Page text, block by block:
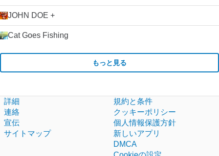
JOHN DOE +
Cat Goes Fishing
もっと見る
詳細
連絡
宣伝
サイトマップ
規約と条件
クッキーポリシー
個人情報保護方針
新しいアプリ
DMCA